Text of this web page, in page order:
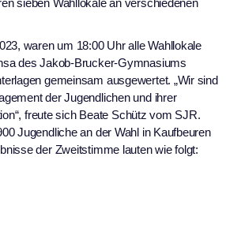
sieben Wahllokale an verschiedenen
waren um 18:00 Uhr alle Wahllokale
des Jakob-Brucker-Gymnasiums
gemeinsam ausgewertet. „Wir sind
der Jugendlichen und ihrer
freute sich Beate Schütz vom SJR.
Jugendliche an der Wahl in Kaufbeuren
der Zweitstimme lauten wie folgt: